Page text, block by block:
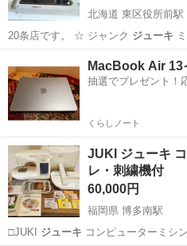
北海道 東区役所前駅
20条店です。 ☆ ジャンク ジューキ
MacBook Air
抽選でプレゼント！
くらしノート
JUKI ジューキ
レ・刺繍機付
60,000円
福岡県 博多南駅
□JUKI ジューキ